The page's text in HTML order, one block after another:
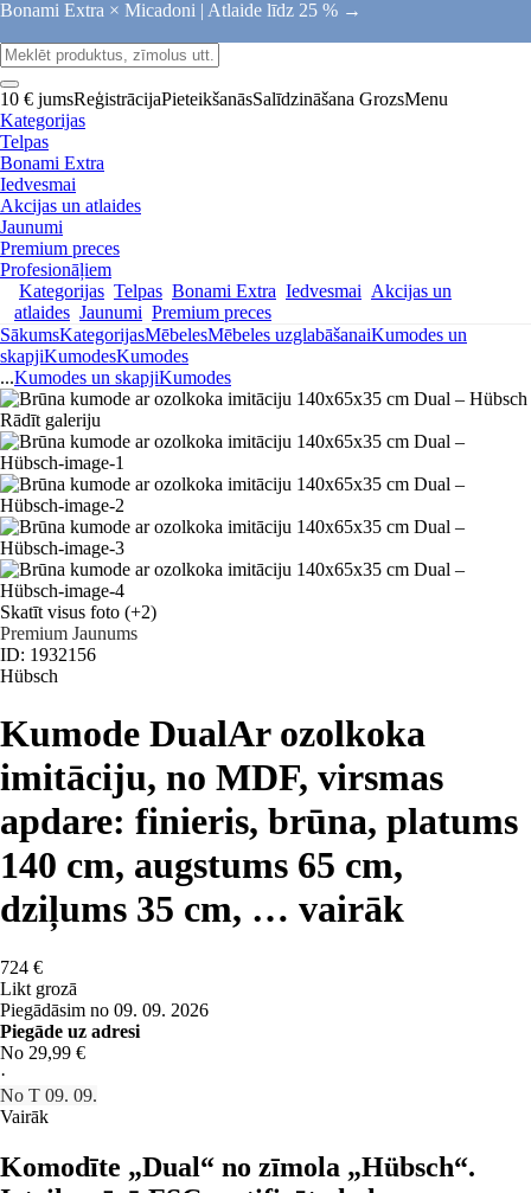
Bonami Extra × Micadoni | Atlaide līdz 25 % →
10 € jumsReģistrācijaPieteikšanāsSalīdzināšana GrozsMenu
Kategorijas
Telpas
Bonami Extra
Iedvesmai
Akcijas un atlaides
Jaunumi
Premium preces
Profesionāļiem
Kategorijas Telpas Bonami Extra Iedvesmai Akcijas un
atlaides Jaunumi Premium preces
SākumsKategorijasMēbelesMēbeles uzglabāšanaiKumodes un
skapjiKumodesKumodes
...Kumodes un skapjiKumodes
Rādīt galeriju
Skatīt visus foto (+2)
Premium Jaunums
ID: 1932156
Hübsch
Kumode DualAr ozolkoka
imitāciju, no MDF, virsmas
apdare: finieris, brūna, platums
140 cm, augstums 65 cm,
dziļums 35 cm, … vairāk
724 €
Likt grozā
Piegādāsim no 09. 09. 2026
Piegāde uz adresi
No 29,99 €
·
No T 09. 09.
Vairāk
Komodīte „Dual“ no zīmola „Hübsch“.